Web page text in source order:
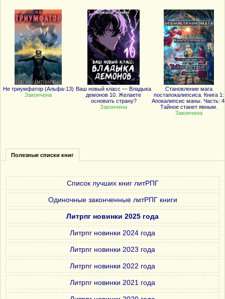
Не триумфатор (Альфа-13)
Закончена
Ваш новый класс — Владыка
демонов 10. Желаете
основать страну?
Закончена
Становление мага
постапокалипсиса. Книга 1:
Апокалипсис маны. Часть:
Тайное станет явным.
Закончена
Полезные списки книг
Список лучших книг литРПГ
Одиночные законченные литРПГ книги
Литрпг новинки 2025 года
Литрпг новинки 2024 года
Литрпг новинки 2023 года
Литрпг новинки 2022 года
Литрпг новинки 2021 года